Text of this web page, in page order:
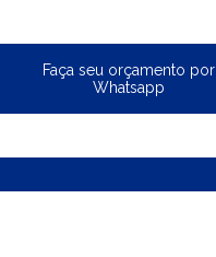
Faça seu orçamento por
Whatsapp